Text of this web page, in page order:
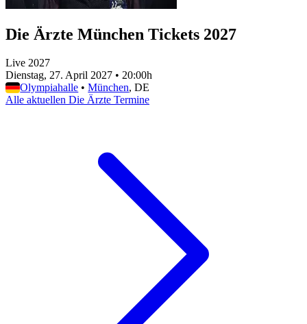
Die Ärzte München Tickets 2027
Live 2027
Dienstag, 27. April 2027 • 20:00h
Olympiahalle • München, DE
Alle aktuellen Die Ärzte Termine